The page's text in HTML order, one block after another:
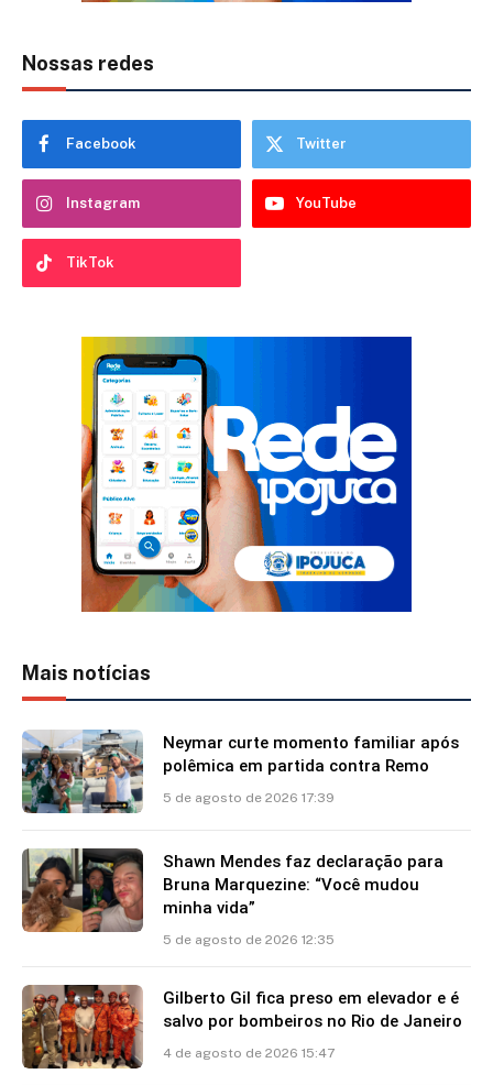
Nossas redes
Facebook Twitter
Instagram YouTube
TikTok
Mais notícias
Neymar curte momento familiar após
polêmica em partida contra Remo
5 de agosto de 2026 17:39
Shawn Mendes faz declaração para
Bruna Marquezine: “Você mudou
minha vida”
5 de agosto de 2026 12:35
Gilberto Gil fica preso em elevador e é
salvo por bombeiros no Rio de Janeiro
4 de agosto de 2026 15:47